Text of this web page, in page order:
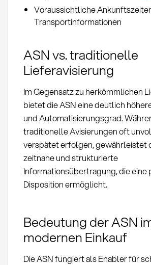
Voraussichtliche
Transportinformationen
ASN vs. traditionelle
Lieferavisierung
Im Gegensatz zu herkömmlichen
bietet die ASN eine deutlich
und Automatisierungsgrad.
traditionelle Avisierungen oft
verspätet erfolgen, gewährleistet
zeitnahe und strukturierte
Informationsübertragung, die eine
Disposition ermöglicht.
Bedeutung der ASN
modernen Einkauf
Die ASN fungiert als Enabler für